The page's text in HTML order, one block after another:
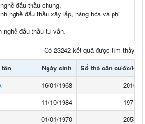
đấu thầu chung.
nghề đấu thầu xây lắp, hàng hóa và phi
nghề đấu thầu tư vấn.
Có 23242 kết quả được tìm thấy
tên Ngày sinh
Số thẻ căn cước/Hộ
16/01/1968
11/10/1984
01/01/1970